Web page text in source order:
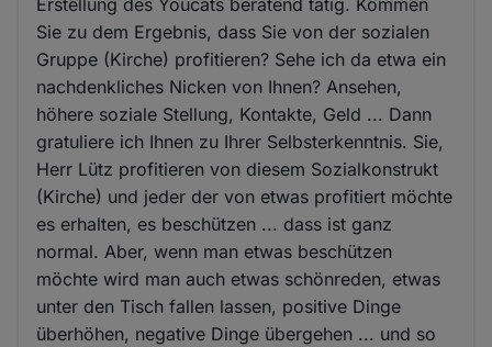
Sie zu dem Ergebnis, dass Sie von der sozialen
Gruppe (Kirche) profitieren? Sehe ich da etwa ein
nachdenkliches Nicken von Ihnen? Ansehen,
höhere soziale Stellung, Kontakte, Geld ... Dann
gratuliere ich Ihnen zu Ihrer Selbsterkenntnis. Sie,
Herr Lütz profitieren von diesem Sozialkonstrukt
(Kirche) und jeder der von etwas profitiert möchte
es erhalten, es beschützen ... dass ist ganz
normal. Aber, wenn man etwas beschützen
möchte wird man auch etwas schönreden, etwas
unter den Tisch fallen lassen, positive Dinge
überhöhen, negative Dinge übergehen ... und so